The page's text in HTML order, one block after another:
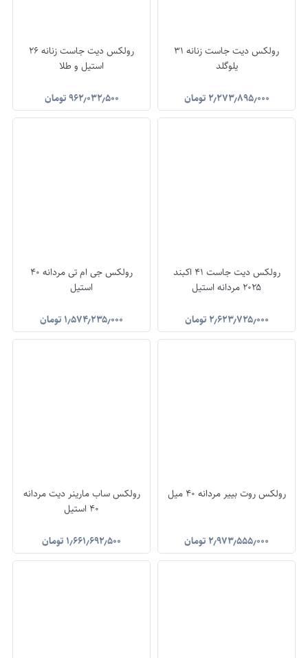
رولکس دیت جاست زنانه 31
یلوگلد
۲٫۲۷۳٫۸۹۵٫۰۰۰ تومان
رولکس دیت جاست زنانه 26
استیل و طلا
۹۶۲٫۰۳۲٫۵۰۰ تومان
رولکس دیت جاست ۴۱ اکبند
۲۰۲۵ مردانه استیل
۲٫۶۲۳٫۷۲۵٫۰۰۰ تومان
رولکس جی ام تی مردانه 40
استیل
۱٫۵۷۴٫۲۳۵٫۰۰۰ تومان
رولکس روت بییر مردانه 40 میل
۲٫۹۷۳٫۵۵۵٫۰۰۰ تومان
رولکس ساب مارینر دیت مردانه
40 استیل
۱٫۶۶۱٫۶۹۲٫۵۰۰ تومان